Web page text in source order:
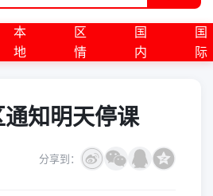
本
地
区
情
国
内
国
际
知明天停课
分享到：